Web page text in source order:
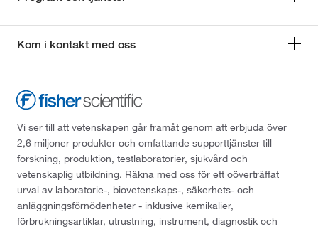
Kom i kontakt med oss
Vi ser till att vetenskapen går framåt genom att erbjuda över
2,6 miljoner produkter och omfattande supporttjänster till
forskning, produktion, testlaboratorier, sjukvård och
vetenskaplig utbildning. Räkna med oss för ett oöverträffat
urval av laboratorie-, biovetenskaps-, säkerhets- och
anläggningsförnödenheter - inklusive kemikalier,
förbrukningsartiklar, utrustning, instrument, diagnostik och